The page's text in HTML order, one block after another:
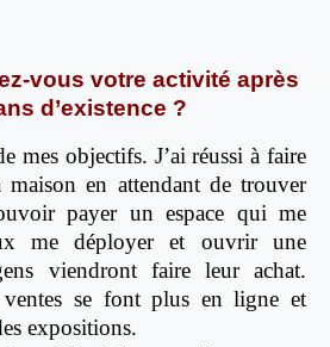
vous votre activité après
d’existence ?
mes objectifs. J’ai réussi à faire
en attendant de trouver
payer un espace qui me
me déployer et ouvrir une
viendront faire leur achat.
ventes se font plus en ligne et
expositions.